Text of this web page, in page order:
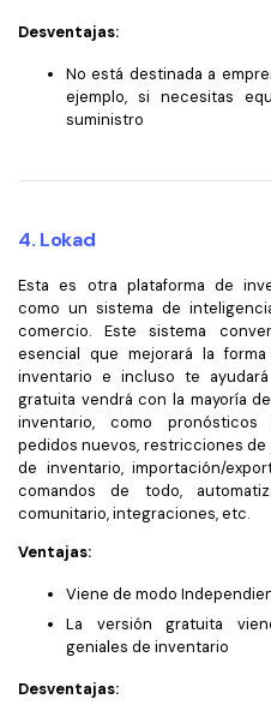
Desventajas:
No está destinada a
ejemplo, si necesitas
suministro
4. Lokad
Esta es otra plataforma de
como un sistema de
comercio. Este sistema
esencial que mejorará la
inventario e incluso te
gratuita vendrá con la mayoría
inventario, como pronósticos
pedidos nuevos, restricciones
de inventario, importación/
comandos de todo,
comunitario, integraciones, etc.
Ventajas:
Viene de modo
La versión gratuita
geniales de inventario
Desventajas: